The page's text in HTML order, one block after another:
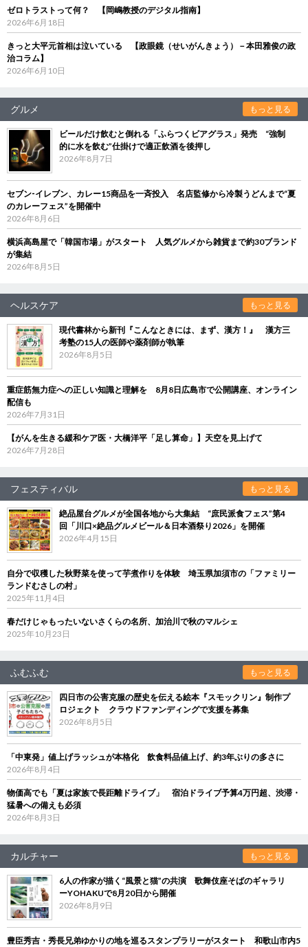
ゼロトラストって何？ 【岡嶋教授のデジタル指南】
2026年6月18日
きっと大平元首相は泣いている 【政眼鏡（せいがんきょう）－本田雅俊の政
治コラム】
2026年6月10日
グルメ もっと見る
ビールだけ飲むと倒れる「ふらつくビアグラス」発売 “強制
的に水を飲む”仕掛けで適正飲酒を後押し
2026年8月7日
セブン‐イレブン、カレー15商品を一斉投入 名店監修から冷製うどんまで“夏
のカレーフェス”を開催中
2026年8月6日
横浜高島屋で「韓国市場」がスタート 人気グルメから雑貨まで約30ブランド
が集結
2026年8月5日
ヘルスケア もっと見る
現代書林から新刊『こんなときには、まず、漢方！』 漢方三
考塾の15人の医師や薬剤師が執筆
2026年8月5日
重症筋無力症への正しい知識と理解を 8月8日広島市で公開講座、オンライン
配信も
2026年7月31日
【がんを生きる緩和ケア医・大橋洋平「足し算命」】天空を見上げて
2026年7月28日
フェスティバル もっと見る
絶品屋台グルメが全国各地から大集結 “庶民派食フェス”第4
回「川口×絶品グルメビール＆日本酒祭り2026」を開催
2026年4月15日
自分で収穫した秋野菜を使って芋煮作りを体験 埼玉県加須市の「ファミリー
ランドむさしの村」
2025年11月4日
春だけじゃもったいないさくらの名所、加治川で秋のマルシェ
2025年10月23日
ふむふむ もっと見る
四日市の公害克服の歴史を伝える絵本『スモックリン』制作プ
ロジェクト クラウドファンディングで支援を募集
2026年8月5日
「中東発」値上げラッシュが本格化 飲食料品値上げ、約3年ぶりの多さに
2026年8月4日
物価高でも「夏は家族で長距離ドライブ」 宿泊ドライブ予算4万円超、渋滞・
猛暑への備えも必須
2026年8月3日
カルチャー もっと見る
6人の作家が描く“風景と猫”の共演 歌舞伎座そばのギャラリ
ーYOHAKUで8月20日から開催
2026年8月9日
豊臣秀吉・秀長兄弟ゆかりの地を巡るスタンプラリーがスタート 和歌山市内5